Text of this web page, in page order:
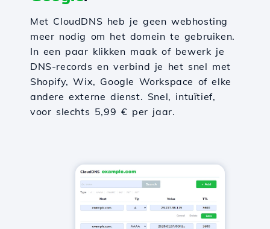
Met CloudDNS heb je geen webhosting
meer nodig om het domein te gebruiken.
In een paar klikken maak of bewerk je
DNS-records en verbind je het snel met
Shopify, Wix, Google Workspace of elke
andere externe dienst. Snel, intuïtief,
voor slechts 5,99 € per jaar.